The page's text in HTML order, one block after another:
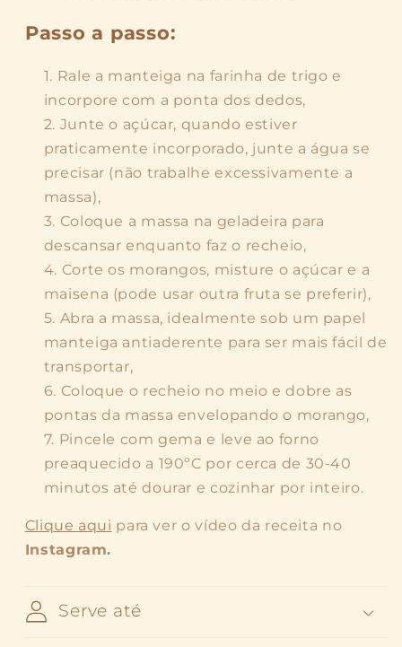
Passo a passo:
Rale a manteiga na farinha de trigo e
incorpore com a ponta dos dedos,
Junte o açúcar, quando estiver
praticamente incorporado, junte a água se
precisar (não trabalhe excessivamente a
massa),
Coloque a massa na geladeira para
descansar enquanto faz o recheio,
Corte os morangos, misture o açúcar e a
maisena (pode usar outra fruta se preferir),
Abra a massa, idealmente sob um papel
manteiga antiaderente para ser mais fácil de
transportar,
Coloque o recheio no meio e dobre as
pontas da massa envelopando o morango,
Pincele com gema e leve ao forno
preaquecido a 190ºC por cerca de 30-40
minutos até dourar e cozinhar por inteiro.
Clique aqui para ver o vídeo da receita no
Instagram.
Serve até